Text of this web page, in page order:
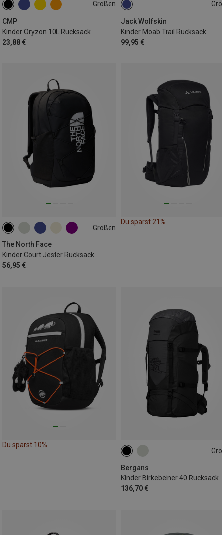
Größen
CMP
Kinder Oryzon 10L Rucksack
23,88 €
10L
Jack Wolfskin
Kinder Moab Trail Rucksack
99,95 €
14L
Größen
The North Face
Kinder Court Jester Rucksack
56,95 €
24.6L
Du sparst 21%
Du sparst 10%
Bergans
Kinder Birkebeiner 40 Rucksack
136,70 €
40L